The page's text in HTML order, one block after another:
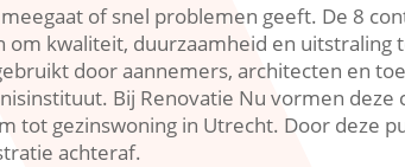
of snel problemen geeft.​ De 8
kwaliteit, duurzaamheid en uitstraling
door aannemers, architecten en
Bij Renovatie Nu vormen
tot gezinswoning in Utrecht.​ Door deze
achteraf.​